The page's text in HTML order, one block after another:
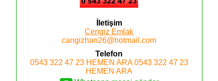
İletişim
Cengiz Emlak
cangizhan26@hotmail.com
Telefon
0543 322 47 23 HEMEN ARA 0543 322 47 23
HEMEN ARA